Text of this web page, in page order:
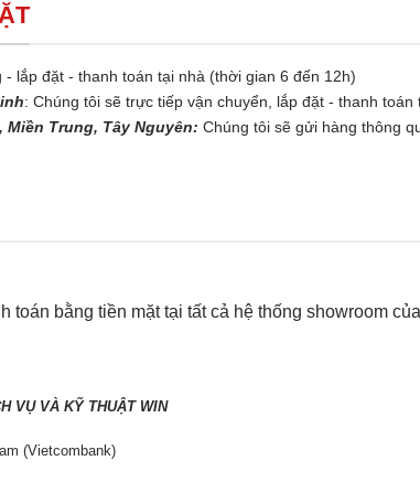
- lắp đặt - thanh toán tại nhà (thời gian 6 đến 12h)
: Chúng tôi sẽ trực tiếp vận chuyển, lắp đặt - thanh
Trung, Tây Nguyên: Chúng tôi sẽ gửi hàng thông
toán bằng tiền mặt tại tất cả hệ thống showroom
VỤ VÀ KỸ THUẬT WIN
(Vietcombank)